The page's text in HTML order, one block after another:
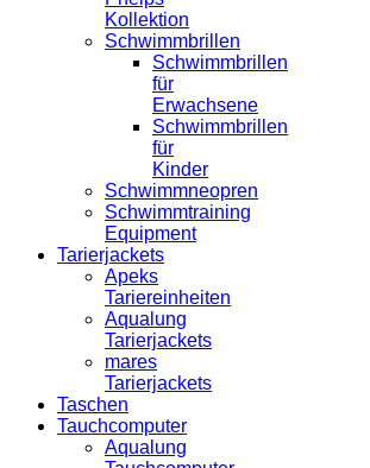
Kollektion
Schwimmbrillen
Schwimmbrillen
für
Erwachsene
Schwimmbrillen
für
Kinder
Schwimmneopren
Schwimmtraining
Equipment
Tarierjackets
Apeks
Tariereinheiten
Aqualung
Tarierjackets
mares
Tarierjackets
Taschen
Tauchcomputer
Aqualung